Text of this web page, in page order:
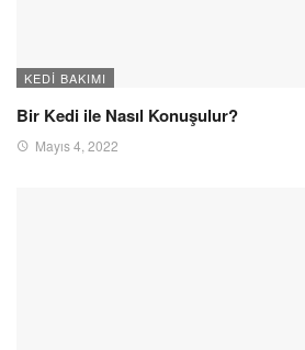
KEDI BAKIMI
Bir Kedi ile Nasıl Konuşulur?
Mayıs 4, 2022